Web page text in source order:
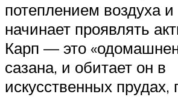
потеплением воздуха
начинает проявлять
Карп — это
сазана, и обитает он в
искусственных прудах,